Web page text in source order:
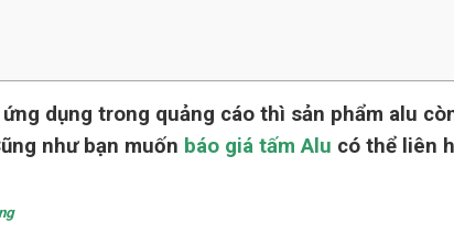
dụng trong quảng cáo thì sản phẩm alu
như bạn muốn báo giá tấm Alu có thể liên